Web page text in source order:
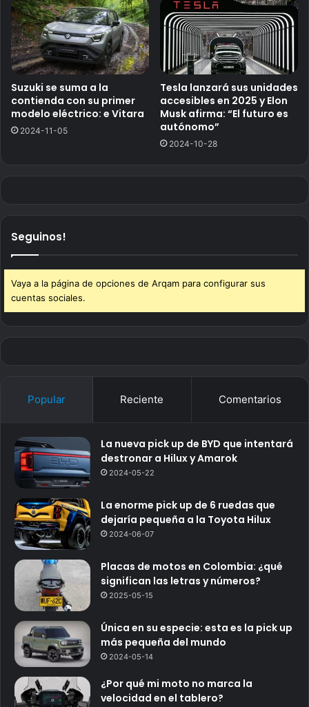
Suzuki se suma a la
contienda con su primer
modelo eléctrico: e Vitara
2024-11-05
Tesla lanzará sus unidades
accesibles en 2025 y Elon
Musk afirma: “El futuro es
autónomo”
2024-10-28
Seguinos!
Vaya a la página de opciones de Arqam para configurar sus
cuentas sociales.
Popular Reciente Comentarios
La nueva pick up de BYD que intentará
destronar a Hilux y Amarok
2024-05-22
La enorme pick up de 6 ruedas que
dejaría pequeña a la Toyota Hilux
2024-06-07
Placas de motos en Colombia: ¿qué
significan las letras y números?
2025-05-15
Única en su especie: esta es la pick up
más pequeña del mundo
2024-05-14
¿Por qué mi moto no marca la
velocidad en el tablero?